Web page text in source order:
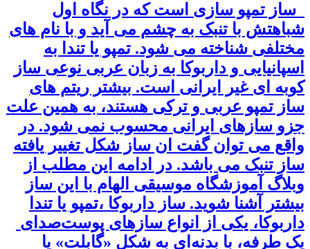
ساز تمپو سازی است که در نگاه اول
شباهتش با تنبک به چشم می آید و با نام های
مختلفی شناخته می شود. تمپو یا تندا به
اسپانیایی و داربوکا به زبان عربی نوعی ساز
کوبه ای غیر ایرانی است. بیشتر ریتم های
ساز تمپو عربی و ترکی هستند، به همین علت
جزو سازهای ایرانی محسوب نمی شود. در
واقع می توان گفت ان ساز شکل تغییر یافته
ساز تنبک می باشد. در ادامه این مطلب از
وبلاگ آموزشگاه موسیقی الهام با این ساز
بیشتر آشنا شوید. ساز داربوکا ،تمپو یا تندا
داربوکا، یکی از انواع سازهای پوست‌صدای
یک طرفه، با بدنه‌ای به شکل «گابلت» یا